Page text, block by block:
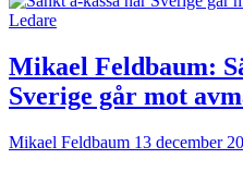
Ledare
Mikael Feldbaum:
Sverige går mot
Mikael Feldbaum 13 december